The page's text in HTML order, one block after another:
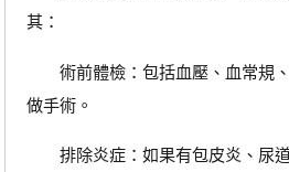
其：
術前體檢：包括血壓、血常規、
做手術。
排除炎症：如果有包皮炎、尿道